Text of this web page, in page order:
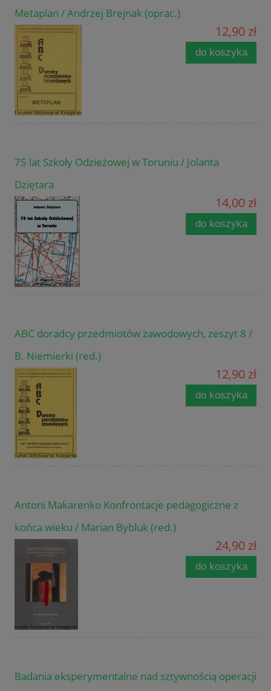
Metaplan / Andrzej Brejnak (oprac.)
12,90 zł
do koszyka
75 lat Szkoły Odzieżowej w Toruniu / Jolanta
Dziętara
14,00 zł
do koszyka
ABC doradcy przedmiotów zawodowych, zeszyt 8 /
B. Niemierki (red.)
12,90 zł
do koszyka
Antoni Makarenko Konfrontacje pedagogiczne z
końca wieku / Marian Bybluk (red.)
24,90 zł
do koszyka
Badania eksperymentalne nad sztywnością operacji